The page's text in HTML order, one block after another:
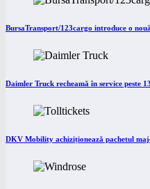
BursaTransport/123cargo introduce o
Daimler Truck recheamă în service peste
DKV Mobility achiziționează pachetul